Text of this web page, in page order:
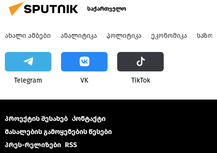
საქართველო
ᲐᲮᲐᲚᲘ ᲐᲛᲑᲔᲑᲘ ᲐᲜᲐᲚᲘᲢᲘᲙᲐ ᲞᲝᲚᲘᲢᲘᲙᲐ ᲔᲙᲝᲜᲝᲛᲘᲙᲐ
Telegram VK ТikТоk
პროექტის შესახებ Კონტაქტი
მასალების გამოყენების წესები
პრეს-რელიზები RSS